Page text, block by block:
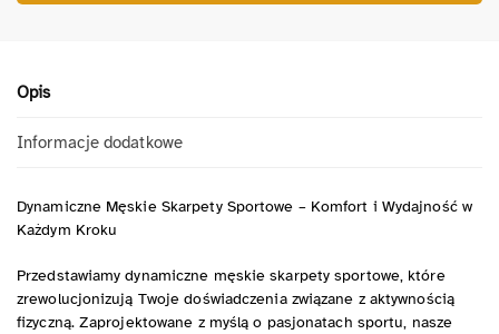
Opis
Informacje dodatkowe
Dynamiczne Męskie Skarpety Sportowe – Komfort i Wydajność w
Każdym Kroku
Przedstawiamy dynamiczne męskie skarpety sportowe, które
zrewolucjonizują Twoje doświadczenia związane z aktywnością
fizyczną. Zaprojektowane z myślą o pasjonatach sportu, nasze